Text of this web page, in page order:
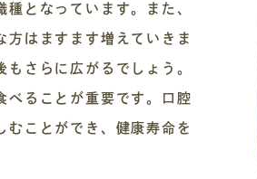
となっています。また、
方はますます増えていきま
さらに広がるでしょう。
べることが重要です。口腔
むことができ、健康寿命を